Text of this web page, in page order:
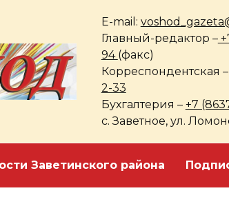
E-mail:
Главный-редактор –
94 (факс)
Корреспондентская –
2-33
Бухгалтерия – +7
с. Заветное, ул.
Заветинского района